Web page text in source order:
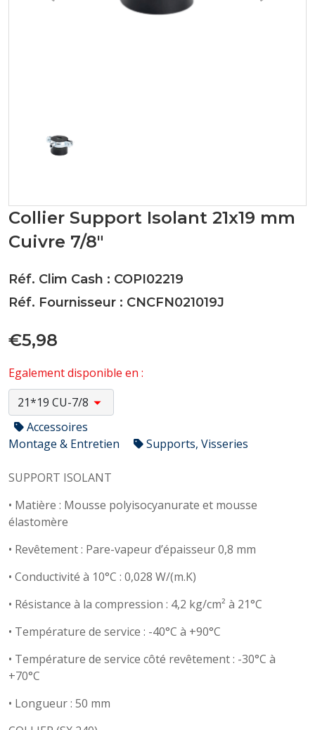
Collier Support Isolant 21x19 mm
Cuivre 7/8"
Réf. Clim Cash : COPI02219
Réf. Fournisseur : CNCFN021019J
€5,98
Egalement disponible en :
Accessoires
Montage & Entretien
Supports, Visseries
SUPPORT ISOLANT
• Matière : Mousse polyisocyanurate et mousse
élastomère
• Revêtement : Pare-vapeur d’épaisseur 0,8 mm
• Conductivité à 10°C : 0,028 W/(m.K)
• Résistance à la compression : 4,2 kg/cm² à 21°C
• Température de service : -40°C à +90°C
• Température de service côté revêtement : -30°C à
+70°C
• Longueur : 50 mm